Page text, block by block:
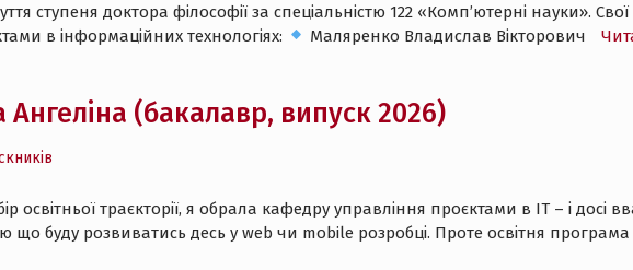
ступеня доктора філософії за спеціальністю 122 «Комп’ютерні науки».
в інформаційних технологіях:
Маляренко Владислав Вікторович
(бакалавр, випуск 2026)
освітньої траєкторії, я обрала кафедру управління проєктами в ІТ – і
що буду розвиватись десь у web чи mobile розробці. Проте освітня програма